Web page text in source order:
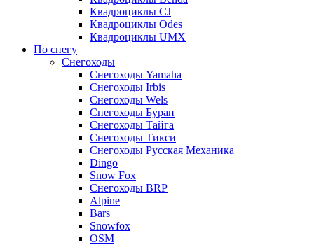
Квадроциклы CJ
Квадроциклы Odes
Квадроциклы UMX
По снегу
Снегоходы
Снегоходы Yamaha
Снегоходы Irbis
Снегоходы Wels
Снегоходы Буран
Снегоходы Тайга
Снегоходы Тикси
Снегоходы Русская Механика
Dingo
Snow Fox
Снегоходы BRP
Alpine
Bars
Snowfox
OSM